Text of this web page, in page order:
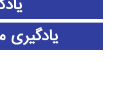
یادگیری